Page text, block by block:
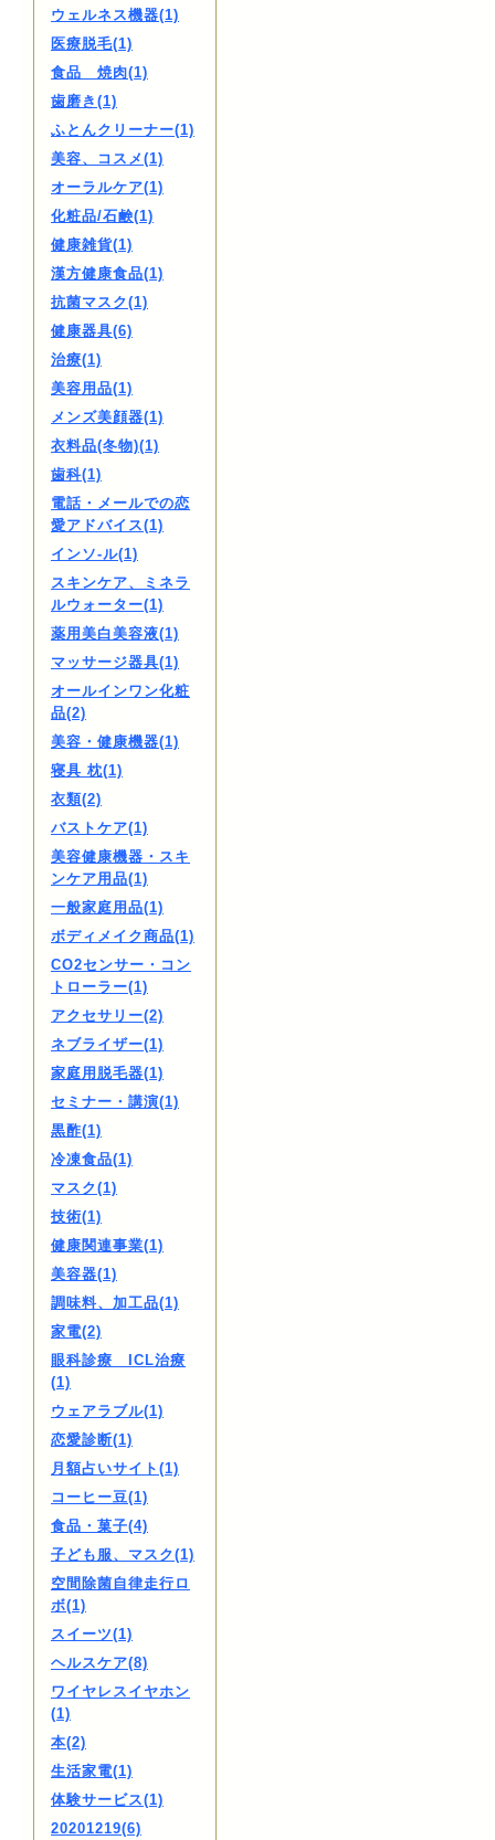
ウェルネス機器(1)
医療脱毛(1)
食品 焼肉(1)
歯磨き(1)
ふとんクリーナー(1)
美容、コスメ(1)
オーラルケア(1)
化粧品/石鹸(1)
健康雑貨(1)
漢方健康食品(1)
抗菌マスク(1)
健康器具(6)
治療(1)
美容用品(1)
メンズ美顔器(1)
衣料品(冬物)(1)
歯科(1)
電話・メールでの恋
愛アドバイス(1)
インソ-ル(1)
スキンケア、ミネラ
ルウォーター(1)
薬用美白美容液(1)
マッサージ器具(1)
オールインワン化粧
品(2)
美容・健康機器(1)
寝具 枕(1)
衣類(2)
バストケア(1)
美容健康機器・スキ
ンケア用品(1)
一般家庭用品(1)
ボディメイク商品(1)
CO2センサー・コン
トローラー(1)
アクセサリー(2)
ネブライザー(1)
家庭用脱毛器(1)
セミナー・講演(1)
黒酢(1)
冷凍食品(1)
マスク(1)
技術(1)
健康関連事業(1)
美容器(1)
調味料、加工品(1)
家電(2)
眼科診療 ICL治療
(1)
ウェアラブル(1)
恋愛診断(1)
月額占いサイト(1)
コーヒー豆(1)
食品・菓子(4)
子ども服、マスク(1)
空間除菌自律走行ロ
ボ(1)
スイーツ(1)
ヘルスケア(8)
ワイヤレスイヤホン
(1)
本(2)
生活家電(1)
体験サービス(1)
20201219(6)